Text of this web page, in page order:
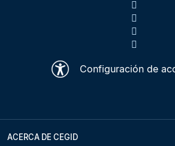
Configuración de
ACERCA DE CEGID